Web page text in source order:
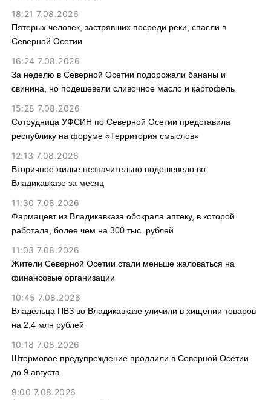
18:21 7.08.2026
Пятерых человек, застрявших посреди реки, спасли в
Северной Осетии
16:24 7.08.2026
За неделю в Северной Осетии подорожали бананы и
свинина, но подешевели сливочное масло и картофель
15:28 7.08.2026
Сотрудница УФСИН по Северной Осетии представила
республику на форуме «Территория смыслов»
12:13 7.08.2026
Вторичное жилье незначительно подешевело во
Владикавказе за месяц
11:30 7.08.2026
Фармацевт из Владикавказа обокрала аптеку, в которой
работала, более чем на 300 тыс. рублей
11:03 7.08.2026
Жители Северной Осетии стали меньше жаловаться на
финансовые организации
10:45 7.08.2026
Владельца ПВЗ во Владикавказе уличили в хищении товаров
на 2,4 млн рублей
10:18 7.08.2026
Штормовое предупреждение продлили в Северной Осетии
до 9 августа
9:00 7.08.2026